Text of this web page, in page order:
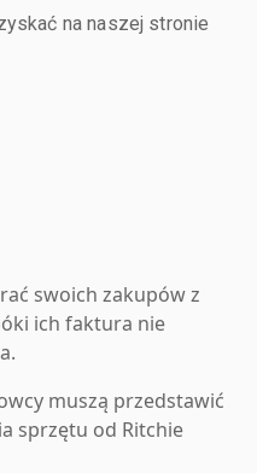
na naszej stronie
swoich zakupów z
ich faktura nie
muszą przedstawić
sprzętu od Ritchie